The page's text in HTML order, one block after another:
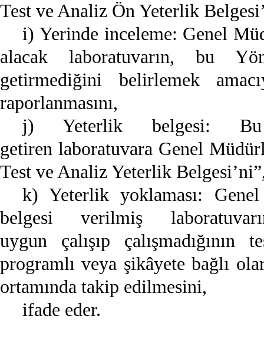
Test ve Analiz Ön Yeterlik
i) Yerinde inceleme: Genel
alacak laboratuvarın, bu
getirmediğini belirlemek
raporlanmasını,
j) Yeterlik belgesi: Bu
getiren laboratuvara Genel
Test ve Analiz Yeterlik
k) Yeterlik yoklaması:
belgesi verilmiş
uygun çalışıp
programlı veya şikâyete bağlı
ortamında takip edilmesini,
ifade eder.